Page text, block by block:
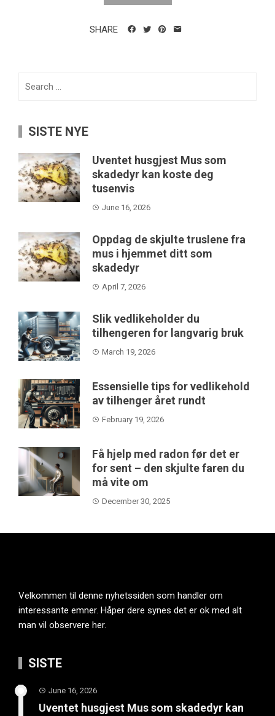
SHARE
SISTE NYE
Uventet husgjest Mus som
skadedyr kan koste deg
tusenvis
June 16, 2026
Oppdag de skjulte truslene fra
mus i hjemmet ditt som
skadedyr
April 7, 2026
Slik vedlikeholder du
tilhengeren for langvarig bruk
March 19, 2026
Essensielle tips for vedlikehold
av tilhenger året rundt
February 19, 2026
Få hjelp med radon før det er
for sent – den skjulte faren du
må vite om
December 30, 2025
Velkommen til denne nyhetssiden som handler om
interessante emner. Håper dere synes det er ok med alt
man vil observere her.
SISTE
June 16, 2026
Uventet husgjest Mus som skadedyr kan